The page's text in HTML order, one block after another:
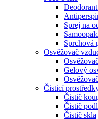
Sprej na
Sprchová
Osvěžovač
Gelový
Čisticí
Čistič
Čistič
Čistič skla